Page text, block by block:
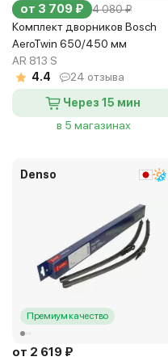
от 3 709 ₽ 4 080 ₽
Комплект дворников Bosch
AeroTwin 650/450 мм
AR 813 S
4.4
24 отзыва
Через 15 мин
в 5 магазинах
Denso
Премиум качество
от 2 619 ₽